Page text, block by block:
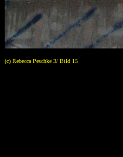
(c) Rebecca Peschke 3/ Bild 15